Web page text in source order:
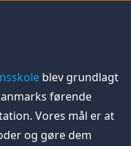
blev grundlagt
førende
Vores mål er at
og gøre dem